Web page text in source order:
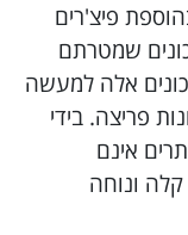
פיצ'רים
שמטרתם
אלה למעשה
פריצה. בידי
אינם
ונוחה